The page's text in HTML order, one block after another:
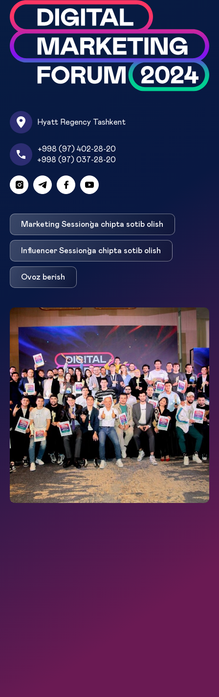
Hyatt Regency Tashkent
+998 (97) 402-28-20
+998 (97) 037-28-20
Marketing Session`ga chipta sotib olish
Influencer Session`ga chipta sotib olish
Ovoz berish